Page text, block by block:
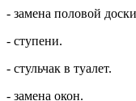
- замена половой
- ступени.
- стульчак в туалет.
- замена окон.